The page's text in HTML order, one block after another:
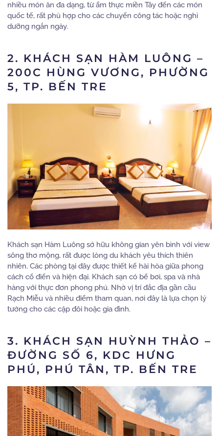
nhiều món ăn đa dạng, từ ẩm thực miền Tây đến các món
quốc tế, rất phù hợp cho các chuyến công tác hoặc nghỉ
dưỡng ngắn ngày.
2. KHÁCH SẠN HÀM LUÔNG –
200C HÙNG VƯƠNG, PHƯỜNG
5, TP. BẾN TRE
Khách sạn Hàm Luông sở hữu không gian yên bình với view
sông thơ mộng, rất được lòng du khách yêu thích thiên
nhiên. Các phòng tại đây được thiết kế hài hòa giữa phong
cách cổ điển và hiện đại. Khách sạn có bể bơi, spa và nhà
hàng với thực đơn phong phú. Nhờ vị trí đắc địa gần cầu
Rạch Miễu và nhiều điểm tham quan, nơi đây là lựa chọn lý
tưởng cho các cặp đôi hoặc gia đình.
3. KHÁCH SẠN HUỲNH THẢO –
ĐƯỜNG SỐ 6, KDC HƯNG
PHÚ, PHÚ TÂN, TP. BẾN TRE